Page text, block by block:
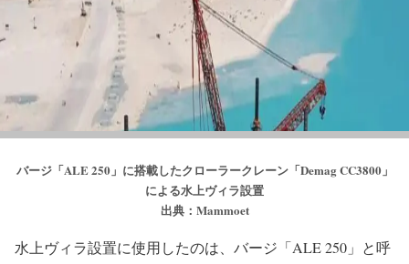
バージ「ALE 250」に搭載したクローラークレーン「Demag CC3800」
による水上ヴィラ設置
出典：Mammoet
水上ヴィラ設置に使用したのは、バージ「ALE 250」と呼